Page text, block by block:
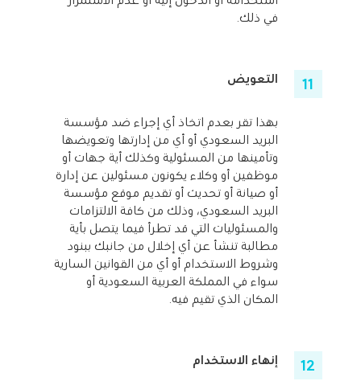
في ذلك.
التعويض
بهذا تقر بعدم اتخاذ أي إجراء ضد مؤسسة
البريد السعودي أو أي من إدارتها وتعويضها
وتأمينها من المسئولية وكذلك أية جهات أو
موظفين أو وكلاء يكونون مسئولين عن إدارة
أو صيانة أو تحديث أو تقديم موقع مؤسسة
البريد السعودي، وذلك من كافة الالتزامات
والمسئوليات التي قد تطرأ فيما يتصل بأية
مطالبة تنشأ عن أي إخلال من جانبك ببنود
وشروط الاستخدام أو أي من القوانين السارية
سواء في المملكة العربية السعودية أو
المكان الذي تقيم فيه.
إنهاء الاستخدام